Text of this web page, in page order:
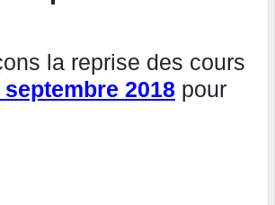
la reprise des cours
2018 pour